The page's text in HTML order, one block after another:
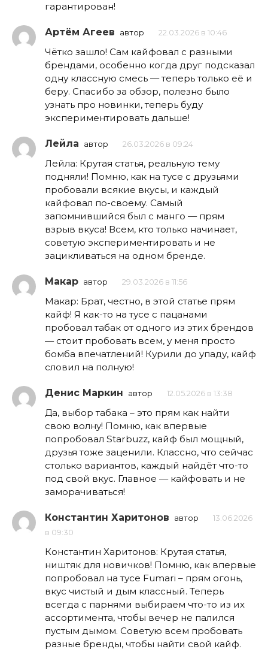
гарантирован!
Артём Агеев автор 22.03.2026 в 10:46
Чётко зашло! Сам кайфовал с разными
брендами, особенно когда друг подсказал
одну классную смесь — теперь только её и
беру. Спасибо за обзор, полезно было
узнать про новинки, теперь буду
экспериментировать дальше!
Лейла автор 26.03.2026 в 09:24
Лейла: Крутая статья, реальную тему
подняли! Помню, как на тусе с друзьями
пробовали всякие вкусы, и каждый
кайфовал по-своему. Самый
запомнившийся был с манго — прям
взрыв вкуса! Всем, кто только начинает,
советую экспериментировать и не
зацикливаться на одном бренде.
Макар автор 29.03.2026 в 11:56
Макар: Брат, честно, в этой статье прям
кайф! Я как-то на тусе с пацанами
пробовал табак от одного из этих брендов
— стоит пробовать всем, у меня просто
бомба впечатлений! Курили до упаду, кайф
словил на полную!
Денис Маркин автор 12.05.2026 в 13:38
Да, выбор табака – это прям как найти
свою волну! Помню, как впервые
попробовал Starbuzz, кайф был мощный,
друзья тоже заценили. Классно, что сейчас
столько вариантов, каждый найдёт что-то
под свой вкус. Главное — кайфовать и не
заморачиваться!
Константин Харитонов автор
13.06.2026
в 09:30
Константин Харитонов: Крутая статья,
ништяк для новичков! Помню, как впервые
попробовал на тусе Fumari – прям огонь,
вкус чистый и дым классный. Теперь
всегда с парнями выбираем что-то из их
ассортимента, чтобы вечер не палился
пустым дымом. Советую всем пробовать
разные бренды, чтобы найти свой кайф.